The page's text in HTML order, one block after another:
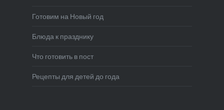
Готовим на Новый год
Блюда к празднику
Что готовить в пост
Рецепты для детей до года